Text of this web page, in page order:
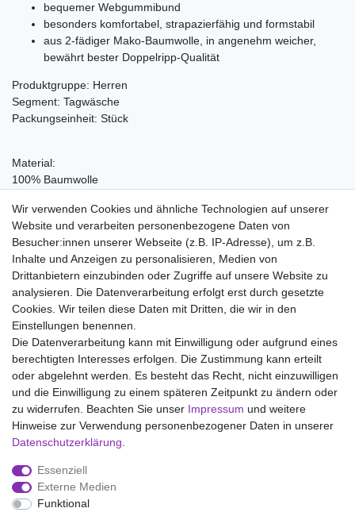
bequemer Webgummibund
besonders komfortabel, strapazierfähig und formstabil
aus 2-fädiger Mako-Baumwolle, in angenehm weicher,
bewährt bester Doppelripp-Qualität
Produktgruppe: Herren
Segment: Tagwäsche
Packungseinheit: Stück
Material:
100% Baumwolle
Pflegehinweise:
Waschen bei 95°C, Nicht bleichen, Trockner (Stufe 1), Heiss
Bügeln (Stufe 3), Nicht chemisch reinigen
Wir liefern mit DHL (auch Samstags)
Kostenloser Versand
14 Tage Rückgaberecht
Impressum Daten­schutz­erklärung AGB
Widerrufs­recht
Wir verwenden Cookies und ähnliche Technologien auf unserer
Website und verarbeiten personenbezogene Daten von
Besucher:innen unserer Webseite (z.B. IP-Adresse), um z.B.
Inhalte und Anzeigen zu personalisieren, Medien von
Drittanbietern einzubinden oder Zugriffe auf unsere Website zu
analysieren. Die Datenverarbeitung erfolgt erst durch gesetzte
Cookies. Wir teilen diese Daten mit Dritten, die wir in den
Einstellungen benennen.
Die Datenverarbeitung kann mit Einwilligung oder aufgrund eines
berechtigten Interesses erfolgen. Die Zustimmung kann erteilt
oder abgelehnt werden. Es besteht das Recht, nicht einzuwilligen
und die Einwilligung zu einem späteren Zeitpunkt zu ändern oder
zu widerrufen. Beachten Sie unser Impressum und weitere
Hinweise zur Verwendung personenbezogener Daten in unserer
Daten­schutz­erklärung
Essenziell
Externe Medien
Funktional